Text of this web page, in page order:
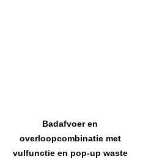
Badafvoer en
overloopcombinatie met
vulfunctie en pop-up waste